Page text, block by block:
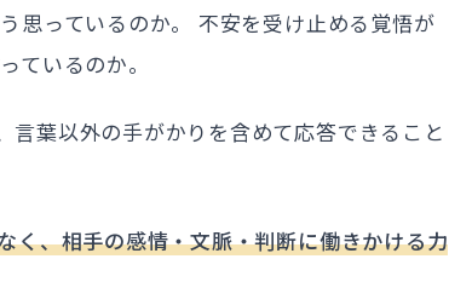
思っているのか。 不安を受け止める覚悟が
ているのか。
葉以外の手がかりを含めて応答できること
く、相手の感情・文脈・判断に働きかける力